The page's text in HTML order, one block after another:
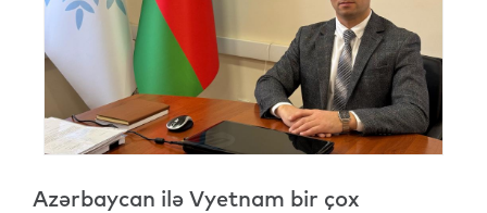
Azərbaycan ilə Vyetnam bir çox